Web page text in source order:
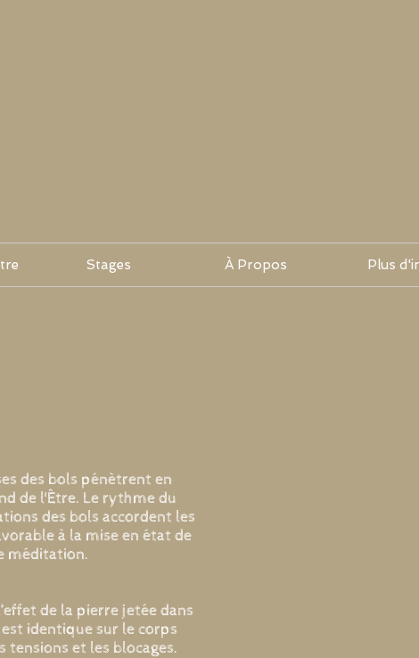
Stages À Propos Plus
des bols pénètrent en
de l'Être. Le rythme du
des bols accordent les
à la mise en état de
méditation.
de la pierre jetée dans
identique sur le corps
et les blocages.